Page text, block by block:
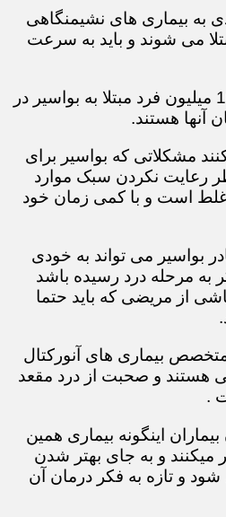
به بیماری های نشیمنگاهی
می شوند و باید به سرعت
حدود یک سوم از حدود 10 میلیون فرد مبتلا به بواسیر در
آنها هستند.
مشکلاتی که بواسیر برای
رعایت نکردن سبک موارد
است و با کمی زمان خود
بواسیر می تواند به خودی
به مرحله درد رسیده باشد
از مریضی که باید حتما
بیماری های آنورکتال
هستند و صحبت از درد مقعد
.
اینگونه بیماری همین
میکنند و به جای بهتر شدن
و تازه به فکر درمان آن